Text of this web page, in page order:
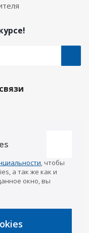
info@a-pricep.ru
, чтобы
а так же как и
окно, вы